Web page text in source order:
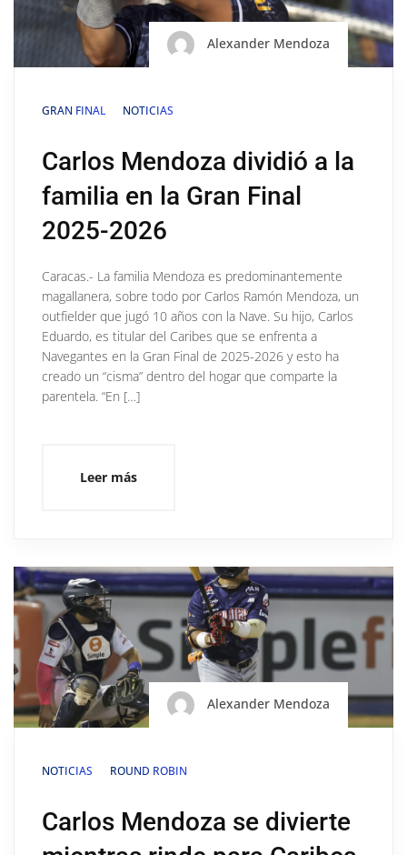
Alexander Mendoza
GRAN FINAL NOTICIAS
Carlos Mendoza dividió a la
familia en la Gran Final
2025-2026
Caracas.- La familia Mendoza es predominantemente
magallanera, sobre todo por Carlos Ramón Mendoza, un
outfielder que jugó 10 años con la Nave. Su hijo, Carlos
Eduardo, es titular del Caribes que se enfrenta a
Navegantes en la Gran Final de 2025-2026 y esto ha
creado un “cisma” dentro del hogar que comparte la
parentela. “En […]
Leer más
Alexander Mendoza
NOTICIAS ROUND ROBIN
Carlos Mendoza se divierte